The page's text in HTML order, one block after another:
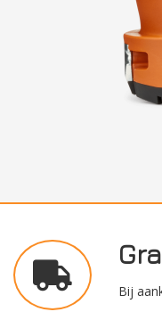
Bij